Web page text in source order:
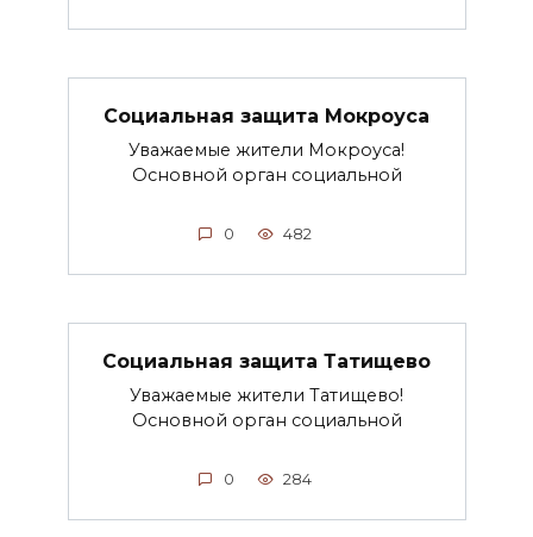
Социальная защита Мокроуса
Уважаемые жители Мокроуса!
Основной орган социальной
0 482
Социальная защита Татищево
Уважаемые жители Татищево!
Основной орган социальной
0 284